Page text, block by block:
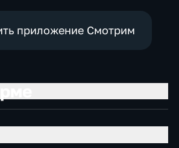
приложение Смотрим